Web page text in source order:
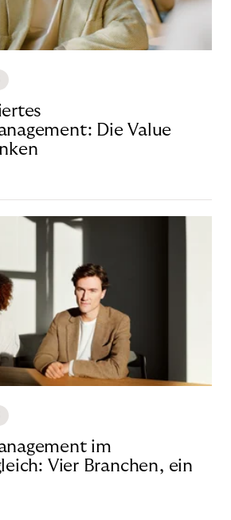
Die Value
im
Vier Branchen, ein